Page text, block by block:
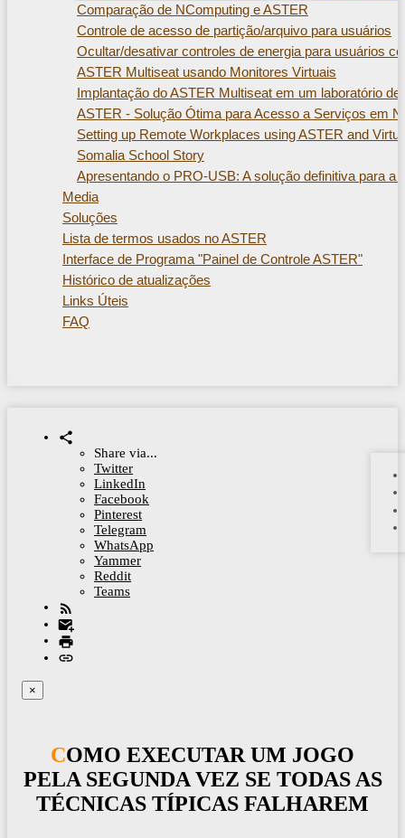
Comparação de NComputing e ASTER
Controle de acesso de partição/arquivo para usuários
Ocultar/desativar controles de energia para usuários
ASTER Multiseat usando Monitores Virtuais
Implantação do ASTER Multiseat em um laboratório
ASTER - Solução Ótima para Acesso a Serviços em
Setting up Remote Workplaces using ASTER and
Somalia School Story
Apresentando o PRO-USB: A solução definitiva para a
Media
Soluções
Lista de termos usados ​​no ASTER
Interface de Programa "Painel de Controle ASTER"
Histórico de atualizações
Links Úteis
FAQ
Share via...
Twitter
LinkedIn
Facebook
Pinterest
Telegram
WhatsApp
Yammer
Reddit
Teams
×
COMO EXECUTAR UM JOGO
PELA SEGUNDA VEZ SE TODAS AS
TÉCNICAS TÍPICAS FALHAREM